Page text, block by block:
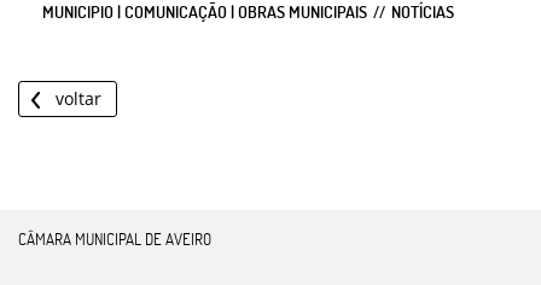
MUNICIPIO | COMUNICAÇÃO | OBRAS MUNICIPAIS NOTÍCIAS
voltar
CÂMARA MUNICIPAL DE AVEIRO